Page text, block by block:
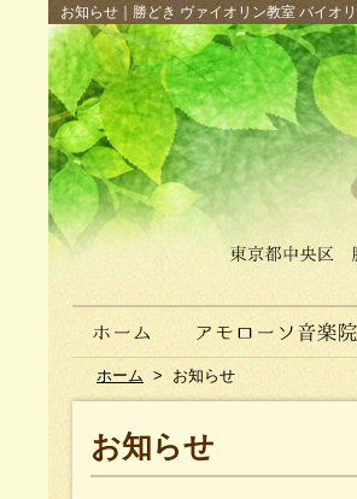
お知らせ｜勝どき ヴァイオリン教室 バイオ
ホーム > お知らせ
お知らせ